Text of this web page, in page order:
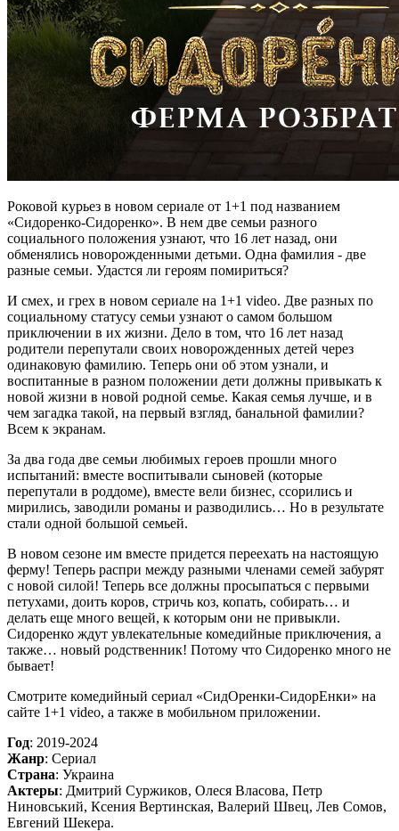
Роковой курьез в новом сериале от 1+1 под названием
«Сидоренко-Сидоренко». В нем две семьи разного
социального положения узнают, что 16 лет назад, они
обменялись новорожденными детьми. Одна фамилия - две
разные семьи. Удастся ли героям помириться?
И смех, и грех в новом сериале на 1+1 video. Две разных по
социальному статусу семьи узнают о самом большом
приключении в их жизни. Дело в том, что 16 лет назад
родители перепутали своих новорожденных детей через
одинаковую фамилию. Теперь они об этом узнали, и
воспитанные в разном положении дети должны привыкать к
новой жизни в новой родной семье. Какая семья лучше, и в
чем загадка такой, на первый взгляд, банальной фамилии?
Всем к экранам.
За два года две семьи любимых героев прошли много
испытаний: вместе воспитывали сыновей (которые
перепутали в роддоме), вместе вели бизнес, ссорились и
мирились, заводили романы и разводились… Но в результате
стали одной большой семьей.
В новом сезоне им вместе придется переехать на настоящую
ферму! Теперь распри между разными членами семей забурят
с новой силой! Теперь все должны просыпаться с первыми
петухами, доить коров, стричь коз, копать, собирать… и
делать еще много вещей, к которым они не привыкли.
Сидоренко ждут увлекательные комедийные приключения, а
также… новый родственник! Потому что Сидоренко много не
бывает!
Смотрите комедийный сериал «СидОренки-СидорЕнки» на
сайте 1+1 video, а также в мобильном приложении.
Год: 2019-2024
Жанр: Сериал
Страна: Украина
Актеры: Дмитрий Суржиков, Олеся Власова, Петр
Ниновський, Ксения Вертинская, Валерий Швец, Лев Сомов,
Евгений Шекера.